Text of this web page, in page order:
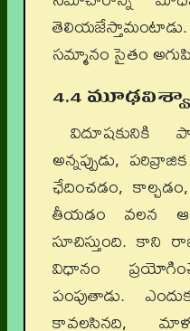
సమ్మానం సైతం
4.4
విదూషకునికి
అన్నప్పుడు,
ఛేదించడం,
తీయడం వలన ఆ
సూచిస్తుంది. కాని
విధానం
పంపుతాడు.
కావలసినది,